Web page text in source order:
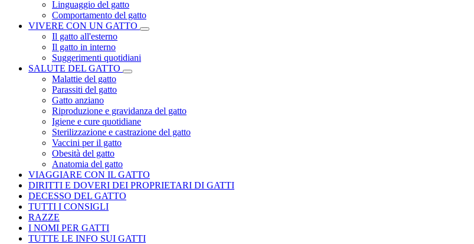
Linguaggio del gatto
Comportamento del gatto
VIVERE CON UN GATTO
Il gatto all'esterno
Il gatto in interno
Suggerimenti quotidiani
SALUTE DEL GATTO
Malattie del gatto
Parassiti del gatto
Gatto anziano
Riproduzione e gravidanza del gatto
Igiene e cure quotidiane
Sterilizzazione e castrazione del gatto
Vaccini per il gatto
Obesità del gatto
Anatomia del gatto
VIAGGIARE CON IL GATTO
DIRITTI E DOVERI DEI PROPRIETARI DI GATTI
DECESSO DEL GATTO
TUTTI I CONSIGLI
RAZZE
I NOMI PER GATTI
TUTTE LE INFO SUI GATTI